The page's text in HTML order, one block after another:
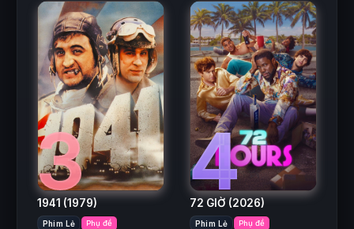
3
1941 (1979)
Phim Lẻ Phụ đề
4
72 GIỜ (2026)
Phim Lẻ Phụ đề